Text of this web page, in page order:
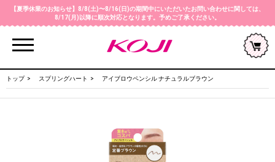
【夏季休業のお知らせ】8/8(土)〜8/16(日)の期間中にいただいたお問い合わせに関しては、
8/17(月)以降に順次対応となります。予めご了承ください。
Menu
トップ スプリングハート アイブロウペンシル ナチュラルブラウン